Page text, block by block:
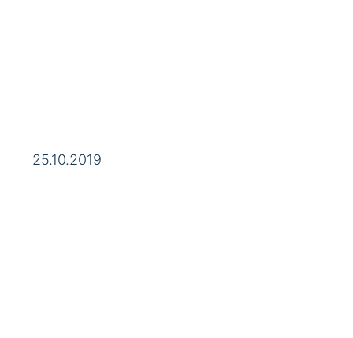
25.10.2019